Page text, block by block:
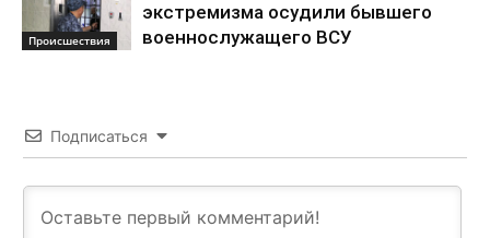
Происшествия
экстремизма осудили бывшего
военнослужащего ВСУ
Подписаться